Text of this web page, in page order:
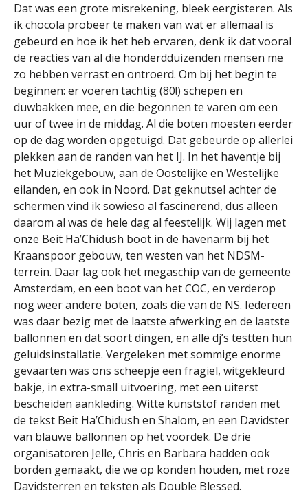
Dat was een grote misrekening, bleek eergisteren. Als
ik chocola probeer te maken van wat er allemaal is
gebeurd en hoe ik het heb ervaren, denk ik dat vooral
de reacties van al die honderdduizenden mensen me
zo hebben verrast en ontroerd. Om bij het begin te
beginnen: er voeren tachtig (80!) schepen en
duwbakken mee, en die begonnen te varen om een
uur of twee in de middag. Al die boten moesten eerder
op de dag worden opgetuigd. Dat gebeurde op allerlei
plekken aan de randen van het IJ. In het haventje bij
het Muziekgebouw, aan de Oostelijke en Westelijke
eilanden, en ook in Noord. Dat geknutsel achter de
schermen vind ik sowieso al fascinerend, dus alleen
daarom al was de hele dag al feestelijk. Wij lagen met
onze Beit Ha’Chidush boot in de havenarm bij het
Kraanspoor gebouw, ten westen van het NDSM-
terrein. Daar lag ook het megaschip van de gemeente
Amsterdam, en een boot van het COC, en verderop
nog weer andere boten, zoals die van de NS. Iedereen
was daar bezig met de laatste afwerking en de laatste
ballonnen en dat soort dingen, en alle dj’s testten hun
geluidsinstallatie. Vergeleken met sommige enorme
gevaarten was ons scheepje een fragiel, witgekleurd
bakje, in extra-small uitvoering, met een uiterst
bescheiden aankleding. Witte kunststof randen met
de tekst Beit Ha’Chidush en Shalom, en een Davidster
van blauwe ballonnen op het voordek. De drie
organisatoren Jelle, Chris en Barbara hadden ook
borden gemaakt, die we op konden houden, met roze
Davidsterren en teksten als Double Blessed.